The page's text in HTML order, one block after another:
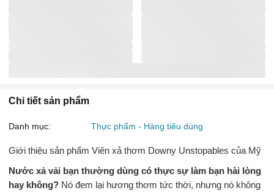
Chi tiết sản phẩm
Danh mục: Thực phẩm - Hàng tiêu dùng
Giới thiệu sản phẩm Viên xả thơm Downy Unstopables của Mỹ
Nước xả vải bạn thường dùng có thực sự làm bạn hài lòng
hay không? Nó đem lại hương thơm tức thời, nhưng nó không